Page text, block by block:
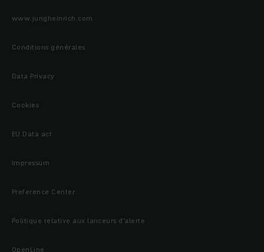
www.jungheinrich.com
Conditions générales
Data Privacy
Cookies
EU Data act
Impressum
Preference Center
Politique relative aux lanceurs d’alerte
OpenLine